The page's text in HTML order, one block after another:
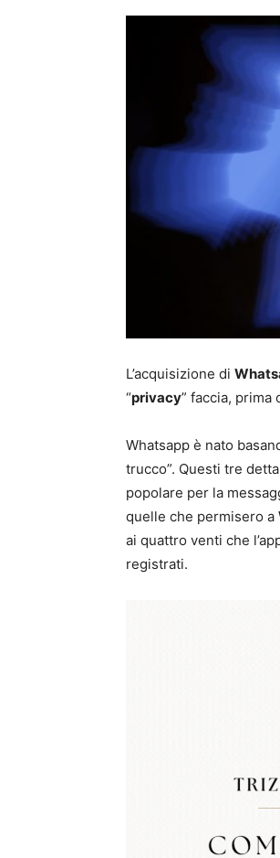
L’acquisizione di
“privacy” faccia, prima
Whatsapp è nato
trucco”. Questi tre
popolare per la
quelle che permisero a
ai quattro venti che
registrati.